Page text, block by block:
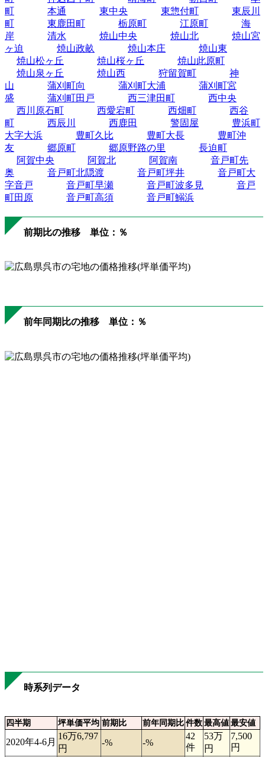
町
本通 東中央 東惣付町
東辰川
町
東鹿田町 栃原町 江原町
海
岸
清水 焼山中央 焼山北
焼山宮
ヶ迫
焼山政畝 焼山本庄
焼山東
焼山松ヶ丘
焼山桜ヶ丘
焼山此原町
焼山泉ヶ丘
焼山西 狩留賀町
神
山
蒲刈町向 蒲刈町大浦
蒲刈町宮
盛
蒲刈町田戸 西三津田町
西中央
西川原石町
西愛宕町 西畑町
西谷
町
西辰川 西鹿田 警固屋
豊浜町
大字大浜
豊町久比 豊町大長
豊町沖
友
郷原町 郷原野路の里
長迫町
阿賀中央
阿賀北 阿賀南
音戸町先
奥
音戸町北隠渡 音戸町坪井
音戸町大
字音戸
音戸町早瀬 音戸町波多見
音戸
町田原
音戸町高須 音戸町鰯浜
前期比の推移 単位：％
前年同期比の推移 単位：％
時系列データ
四半期 坪単価平均 前期比 前年同期比件数最高値最安値
2020年4-6月
16万6,797
円
-% -%
42
件
53万
円
7,500
円